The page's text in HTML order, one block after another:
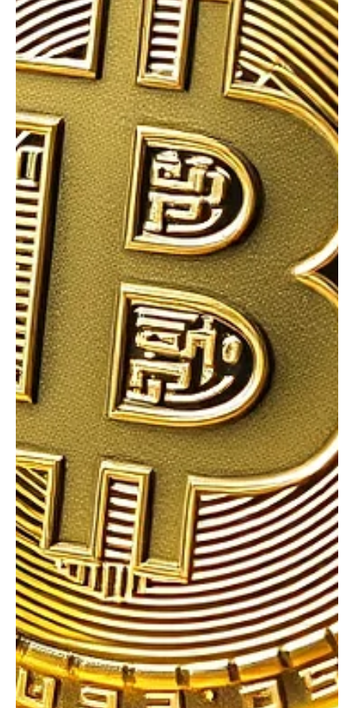
eXchange Token (EURXT) sur la blockchain Ethereum. Crédit
Agricole S.A. lance son stablecoin en euro, l’EURXT, et la première
souscription via l’EURXT dans un fonds monétaire tokenisé Amundi,
une première en Europe. Cette initiative s’inscrit dans le plan ACT
2028 de Crédit Agricole S.A. pour développer la finance tokenisée.
L’EURXT est destiné aux investisseurs institutionnels et aux
entreprises clientes de CACE